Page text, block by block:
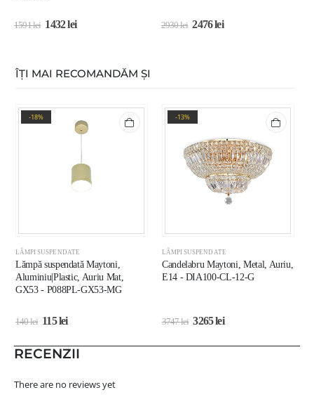
1591lei 1432lei 2930lei 2476lei
ÎȚI MAI RECOMANDĂM ȘI
-18%
LĂMPI SUSPENDATE
Lămpă suspendată Maytoni,
Aluminiu|Plastic, Auriu Mat,
GX53 - P088PL-GX53-MG
140lei 115lei
-13%
LĂMPI SUSPENDATE
Candelabru Maytoni, Metal, Auriu,
E14 - DIA100-CL-12-G
3747lei 3265lei
RECENZII
There are no reviews yet